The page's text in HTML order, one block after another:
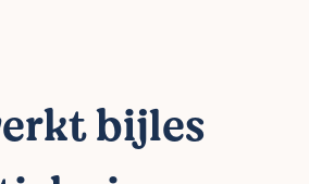
bijles